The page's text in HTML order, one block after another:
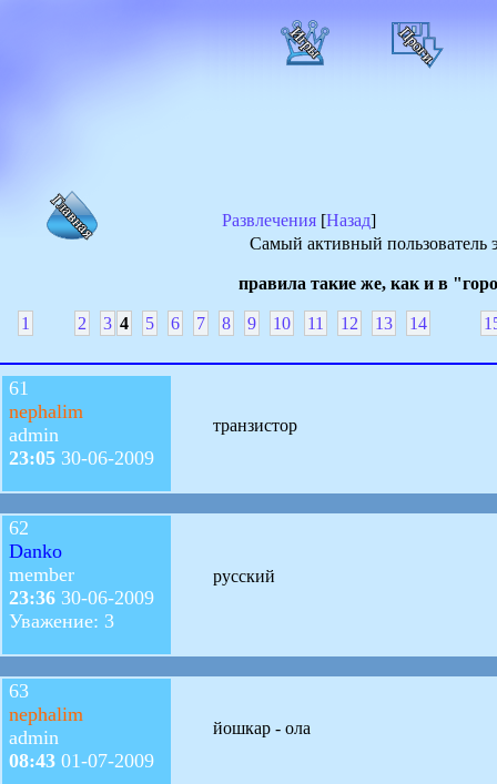
Развлечения [Назад]
Самый активный пользователь
правила такие же, как и в
1 2 3 4 5 6 7 8 9 10 11 12 13 14
61
nephalim
admin
23:05 30-06-2009
транзистор
62
Danko
member
23:36 30-06-2009
Уважение: 3
русский
63
nephalim
admin
08:43 01-07-2009
йошкар - ола